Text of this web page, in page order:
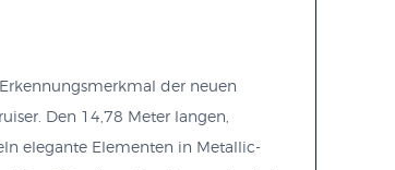
der neuen
Den 14,78 Meter langen,
elegante Elementen in Metallic-